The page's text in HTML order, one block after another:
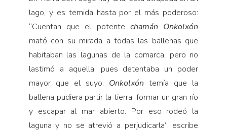
lago, y es temida hasta por el más poderoso:
“Cuentan que el potente chamán Onkolxón
mató con su mirada a todas las ballenas que
habitaban las lagunas de la comarca, pero no
lastimó a aquella, pues detentaba un poder
mayor que el suyo. Onkolxón temía que la
ballena pudiera partir la tierra, formar un gran río
y escapar al mar abierto. Por eso rodeó la
laguna y no se atrevió a perjudicarla”, escribe